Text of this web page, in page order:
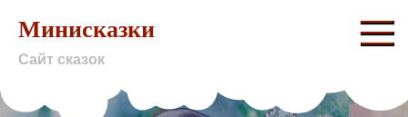
content
Минисказки
Сайт сказок